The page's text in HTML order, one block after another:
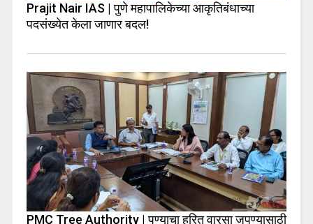
Prajit Nair IAS | पुणे महापालिकेच्या आकृतिबंधाच्या
पदसंख्येत केला जाणार बदल!
PMC Tree Authority | पुण्याचा हरित वारसा जपण्यासाठी